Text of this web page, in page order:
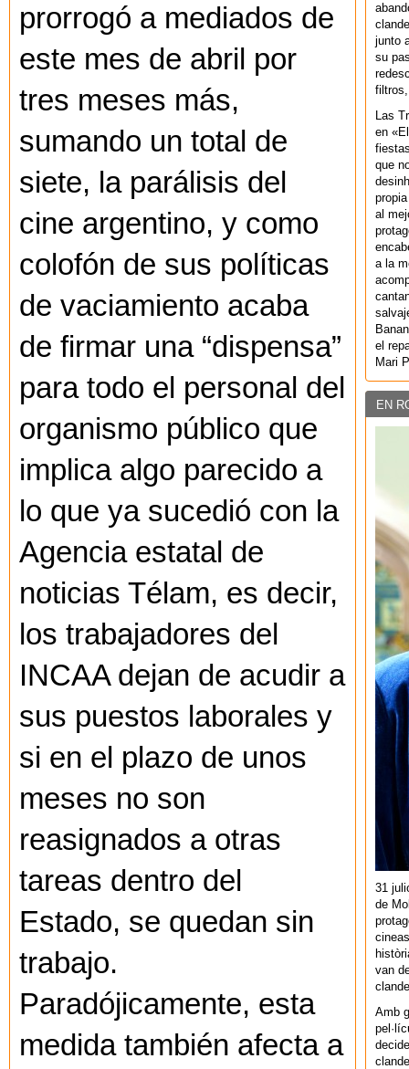
prorrogó a mediados de
este mes de abril por
tres meses más,
sumando un total de
siete, la parálisis del
cine argentino, y como
colofón de sus políticas
de vaciamiento acaba
de firmar una “dispensa”
para todo el personal del
organismo público que
implica algo parecido a
lo que ya sucedió con la
Agencia estatal de
noticias Télam, es decir,
los trabajadores del
INCAA dejan de acudir a
sus puestos laborales y
si en el plazo de unos
meses no son
reasignados a otras
tareas dentro del
Estado, se quedan sin
trabajo.
Paradójicamente, esta
medida también afecta a
junto
su
filtros,
Las
en
que
al
a la
el
Mari
EN
31
de
van
Amb